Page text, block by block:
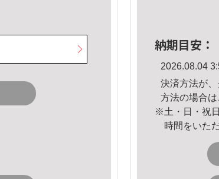
納期目安：
2026.08.04
決済方法が
方法の場合は
※土・日・祝
時間をいた